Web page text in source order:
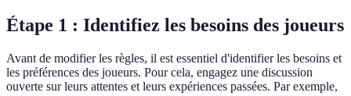
Étape 1 : Identifiez les besoins des joueurs
Avant de modifier les règles, il est essentiel d'identifier les besoins et
les préférences des joueurs. Pour cela, engagez une discussion
ouverte sur leurs attentes et leurs expériences passées. Par exemple,